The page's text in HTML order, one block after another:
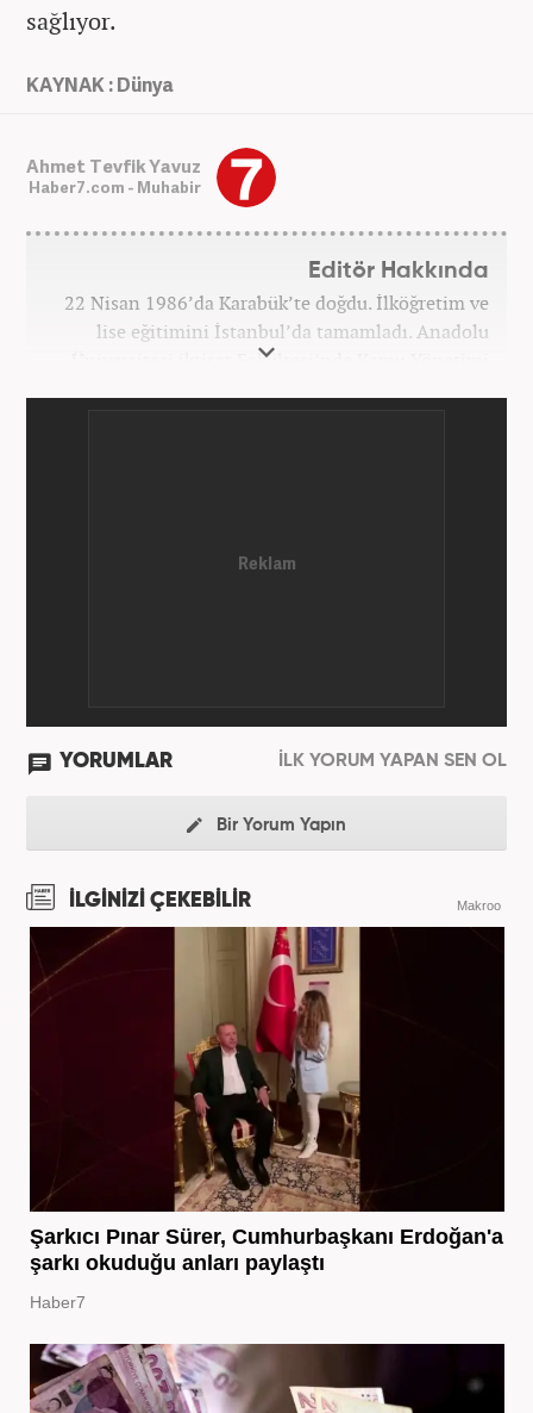
sağlıyor.
KAYNAK : Dünya
Ahmet Tevfik Yavuz
Haber7.com - Muhabir
Editör Hakkında
22 Nisan 1986’da Karabük’te doğdu. İlköğretim ve
lise eğitimini İstanbul’da tamamladı. Anadolu
Üniversitesi iktisat Fakültesi’nde Kamu Yönetimi
YORUMLAR İLK YORUM YAPAN SEN OL
Bir Yorum Yapın
İLGİNİZİ ÇEKEBİLİR Makroo
Şarkıcı Pınar Sürer, Cumhurbaşkanı Erdoğan'a
şarkı okuduğu anları paylaştı
Haber7